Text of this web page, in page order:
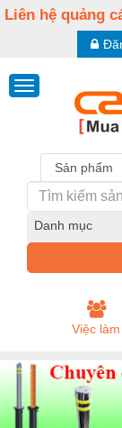
Liên hệ quảng
Sản phẩm
Danh mục
Việc làm